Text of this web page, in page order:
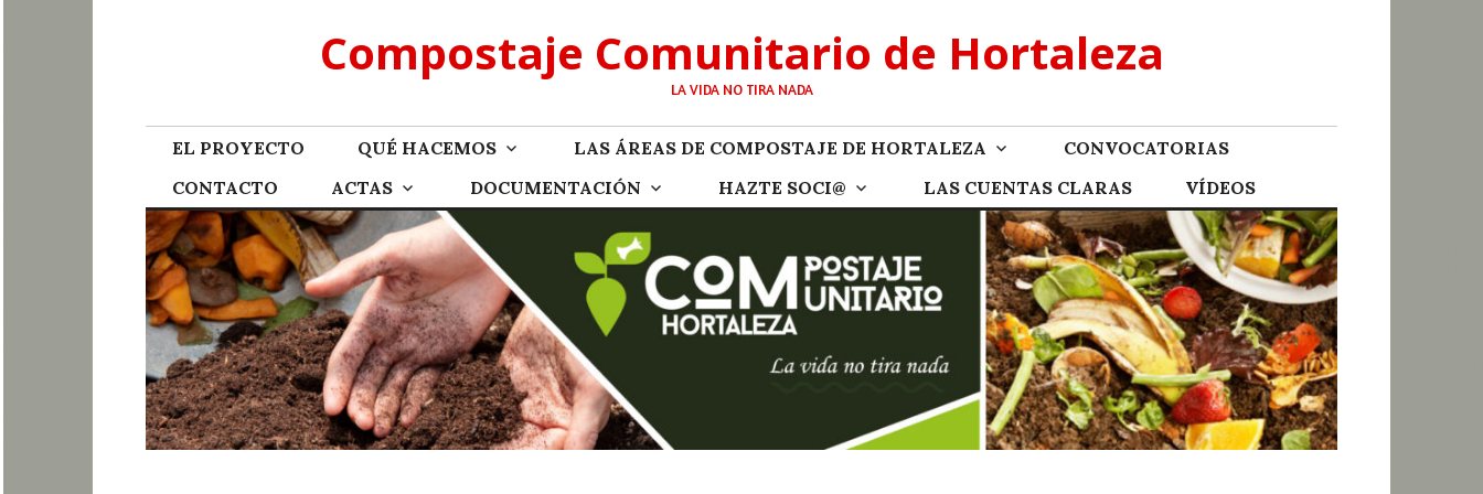
Compostaje Comunitario de Hortaleza
LA VIDA NO TIRA NADA
EL PROYECTO QUÉ HACEMOS LAS ÁREAS DE COMPOSTAJE DE HORTALEZA
CONVOCATORIAS
CONTACTO
ACTAS DOCUMENTACIÓN HAZTE SOCI@ LAS CUENTAS CLARAS VÍDEOS